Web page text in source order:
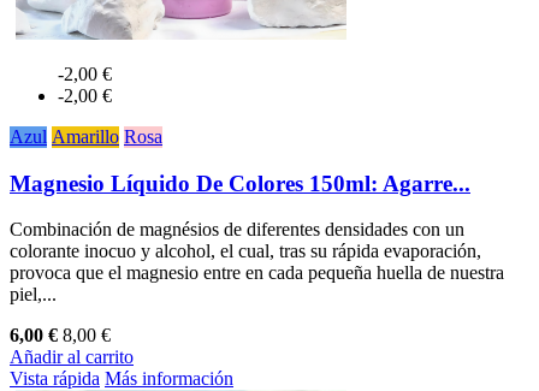
-2,00 €
-2,00 €
Azul Amarillo Rosa
Magnesio Líquido De Colores 150ml: Agarre...
Combinación de magnésios de diferentes densidades con un
colorante inocuo y alcohol, el cual, tras su rápida evaporación,
provoca que el magnesio entre en cada pequeña huella de nuestra
piel,...
6,00 € 8,00 €
Añadir al carrito
Vista rápida Más información